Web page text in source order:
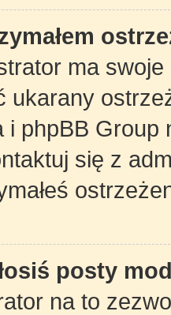
ma swoje
ukarany
i phpBB
się z
posty
na to